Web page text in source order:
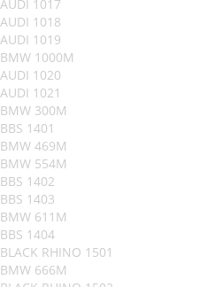
AUDI 1017
AUDI 1018
AUDI 1019
BMW 1000M
AUDI 1020
AUDI 1021
BMW 300M
BBS 1401
BMW 469M
BMW 554M
BBS 1402
BBS 1403
BMW 611M
BBS 1404
BLACK RHINO 1501
BMW 666M